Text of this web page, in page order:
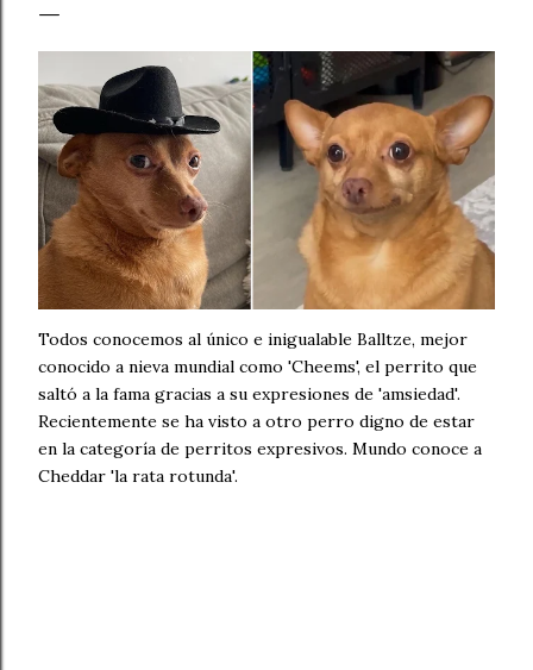
Todos conocemos al único e inigualable Balltze, mejor
conocido a nieva mundial como 'Cheems', el perrito que
saltó a la fama gracias a su expresiones de 'amsiedad'.
Recientemente se ha visto a otro perro digno de estar
en la categoría de perritos expresivos. Mundo conoce a
Cheddar 'la rata rotunda'.